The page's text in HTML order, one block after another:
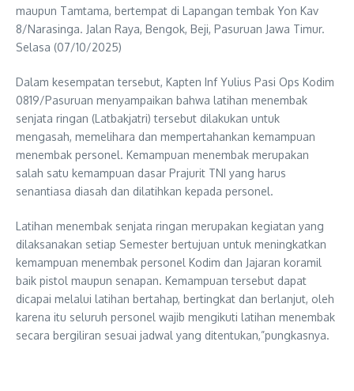
maupun Tamtama, bertempat di Lapangan tembak Yon Kav
8/Narasinga. Jalan Raya, Bengok, Beji, Pasuruan Jawa Timur.
Selasa (07/10/2025)
Dalam kesempatan tersebut, Kapten Inf Yulius Pasi Ops Kodim
0819/Pasuruan menyampaikan bahwa latihan menembak
senjata ringan (Latbakjatri) tersebut dilakukan untuk
mengasah, memelihara dan mempertahankan kemampuan
menembak personel. Kemampuan menembak merupakan
salah satu kemampuan dasar Prajurit TNI yang harus
senantiasa diasah dan dilatihkan kepada personel.
Latihan menembak senjata ringan merupakan kegiatan yang
dilaksanakan setiap Semester bertujuan untuk meningkatkan
kemampuan menembak personel Kodim dan Jajaran koramil
baik pistol maupun senapan. Kemampuan tersebut dapat
dicapai melalui latihan bertahap, bertingkat dan berlanjut, oleh
karena itu seluruh personel wajib mengikuti latihan menembak
secara bergiliran sesuai jadwal yang ditentukan,”pungkasnya.